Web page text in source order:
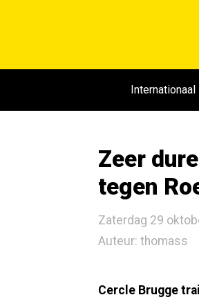
Internationaal
Zeer
tegen
Zaterdag 29
Auteur: thomass
Cercle Brugge